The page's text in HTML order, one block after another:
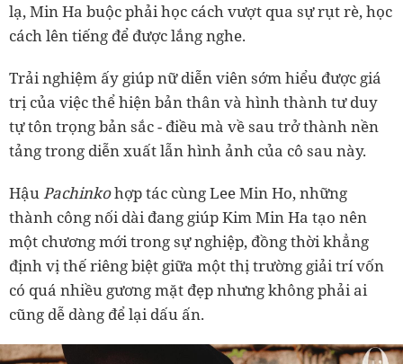
lạ, Min Ha buộc phải học cách vượt qua sự rụt rè, học
cách lên tiếng để được lắng nghe.
Trải nghiệm ấy giúp nữ diễn viên sớm hiểu được giá
trị của việc thể hiện bản thân và hình thành tư duy
tự tôn trọng bản sắc - điều mà về sau trở thành nền
tảng trong diễn xuất lẫn hình ảnh của cô sau này.
HậuPachinkohợp tác cùng Lee Min Ho, những
thành công nối dài đang giúp Kim Min Ha tạo nên
một chương mới trong sự nghiệp, đồng thời khẳng
định vị thế riêng biệt giữa một thị trường giải trí vốn
có quá nhiều gương mặt đẹp nhưng không phải ai
cũng dễ dàng để lại dấu ấn.